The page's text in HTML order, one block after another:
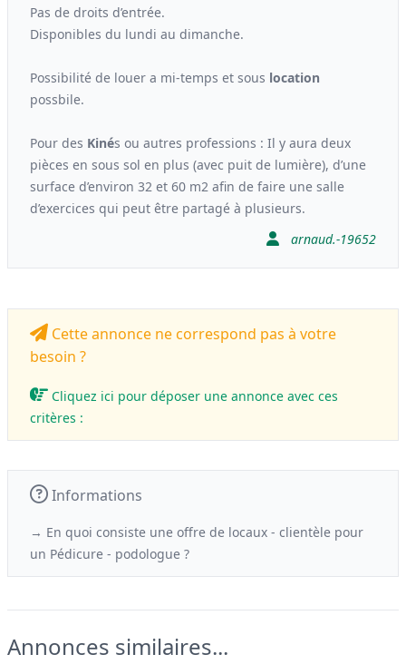
Pas de droits d’entrée.
Disponibles du lundi au dimanche.
Possibilité de louer a mi-temps et sous location
possbile.
Pour des Kinés ou autres professions : Il y aura deux
pièces en sous sol en plus (avec puit de lumière), d’une
surface d’environ 32 et 60 m2 afin de faire une salle
d’exercices qui peut être partagé à plusieurs.
arnaud.-19652
Cette annonce ne correspond pas à votre
besoin ?
Cliquez ici pour déposer une annonce avec ces
critères :
Informations
→ En quoi consiste une offre de locaux - clientèle pour
un Pédicure - podologue ?
Annonces similaires...